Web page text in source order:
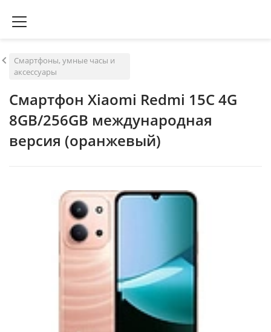
Смартфоны, умные часы и
аксессуары
Смартфон Xiaomi Redmi 15C 4G
8GB/256GB международная
версия (оранжевый)